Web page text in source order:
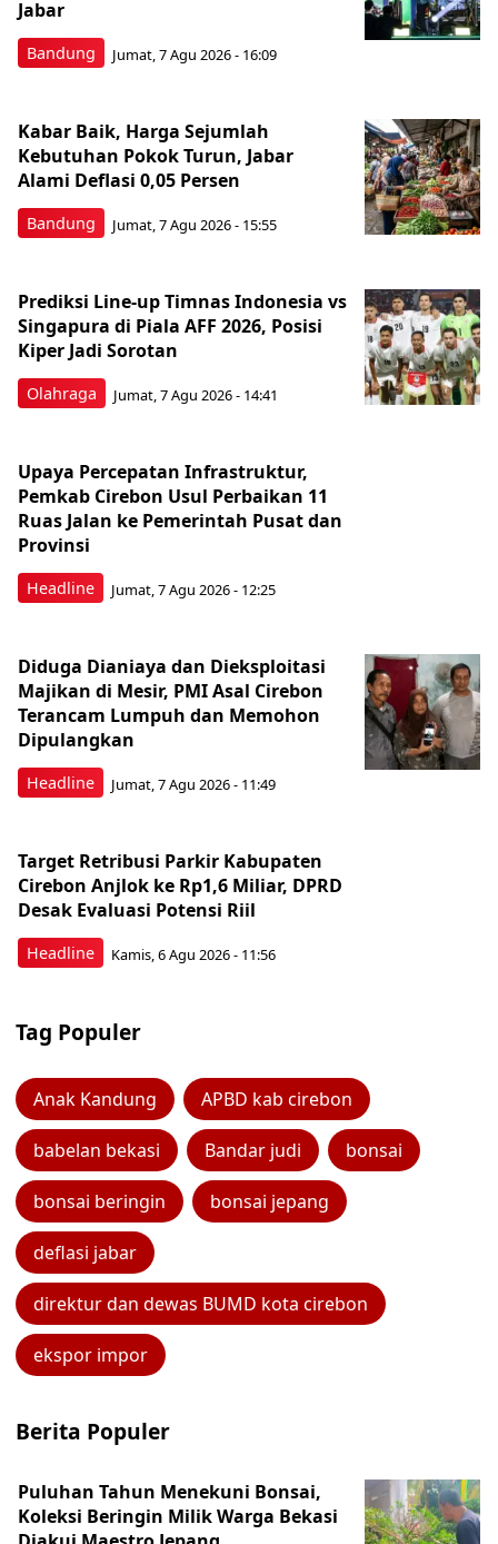
Bandung
Jabar
Jumat, 7 Agu 2026 - 16:09
Bandung
Kabar Baik, Harga Sejumlah
Kebutuhan Pokok Turun, Jabar
Alami Deflasi 0,05 Persen
Jumat, 7 Agu 2026 - 15:55
Olahraga
Prediksi Line-up Timnas Indonesia vs
Singapura di Piala AFF 2026, Posisi
Kiper Jadi Sorotan
Jumat, 7 Agu 2026 - 14:41
Headline
Upaya Percepatan Infrastruktur,
Pemkab Cirebon Usul Perbaikan 11
Ruas Jalan ke Pemerintah Pusat dan
Provinsi
Jumat, 7 Agu 2026 - 12:25
Headline
Diduga Dianiaya dan Dieksploitasi
Majikan di Mesir, PMI Asal Cirebon
Terancam Lumpuh dan Memohon
Dipulangkan
Jumat, 7 Agu 2026 - 11:49
Headline
Target Retribusi Parkir Kabupaten
Cirebon Anjlok ke Rp1,6 Miliar, DPRD
Desak Evaluasi Potensi Riil
Kamis, 6 Agu 2026 - 11:56
Tag Populer
Anak Kandung APBD kab cirebon
babelan bekasi Bandar judi bonsai
bonsai beringin bonsai jepang
deflasi jabar
direktur dan dewas BUMD kota cirebon
ekspor impor
Berita Populer
Puluhan Tahun Menekuni Bonsai,
Koleksi Beringin Milik Warga Bekasi